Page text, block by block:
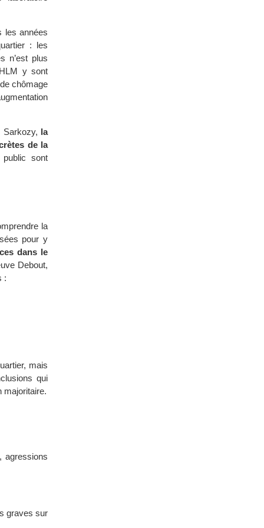
les années
: les
n’est plus
y sont
chômage
Sarkozy, la
de la
sont
la
pour y
dans le
Debout,
:
mais
qui
majoritaire.
agressions
graves sur